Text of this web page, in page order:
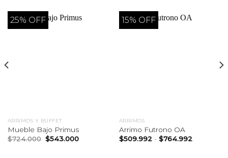
25% OFF
ARRIMOS Y BUFFET
Mueble Bajo Primus
$724.000 El
precio
$543.000El
15% OFF
ARRIMOS
Arrimo Futrono OA
$509.992 - $764.992Rango